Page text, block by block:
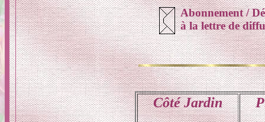
Abonnement /
à la lettre de
Côté Jardin